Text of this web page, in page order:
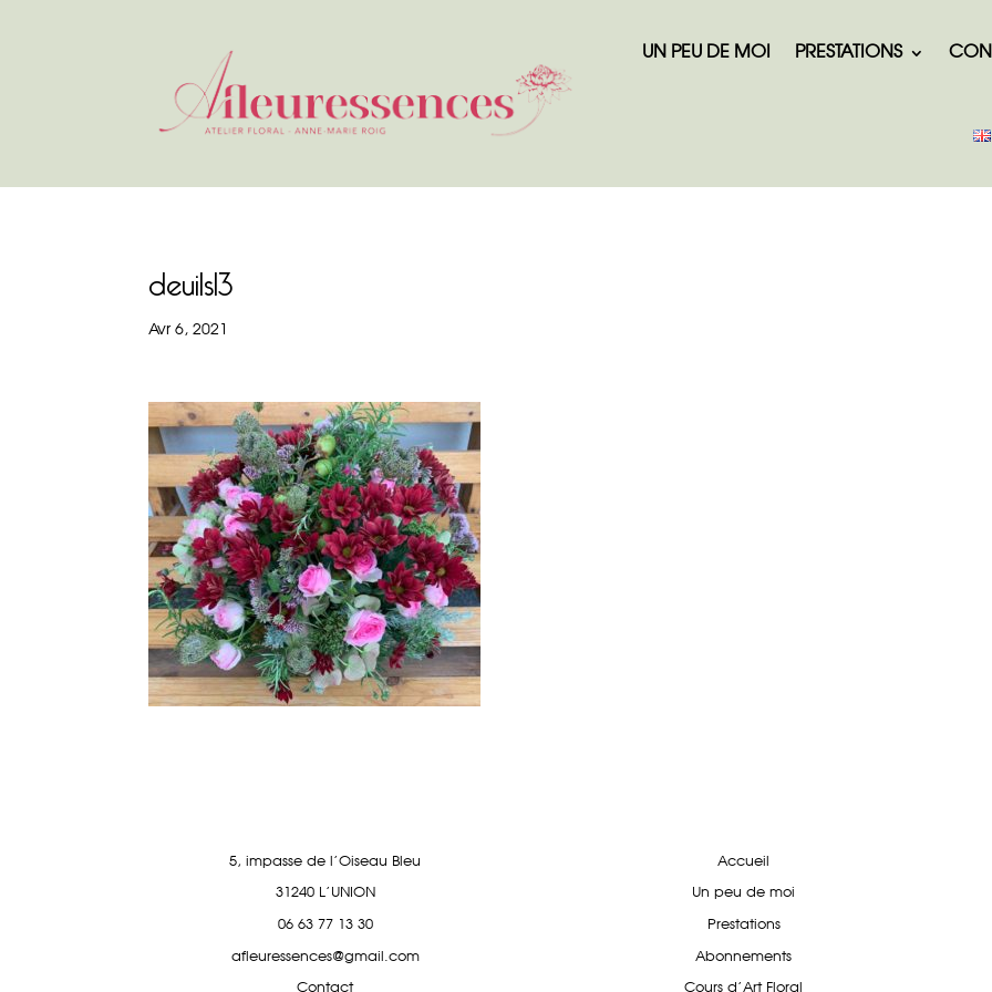
UN PEU DE MOI PRESTATIONS
deuils13
Avr 6, 2021
5, impasse de l'Oiseau Bleu
31240 L'UNION
06 63 77 13 30
afleuressences@gmail.com
Contact
Accueil
Un peu de moi
Prestations
Abonnements
Cours d'Art Floral